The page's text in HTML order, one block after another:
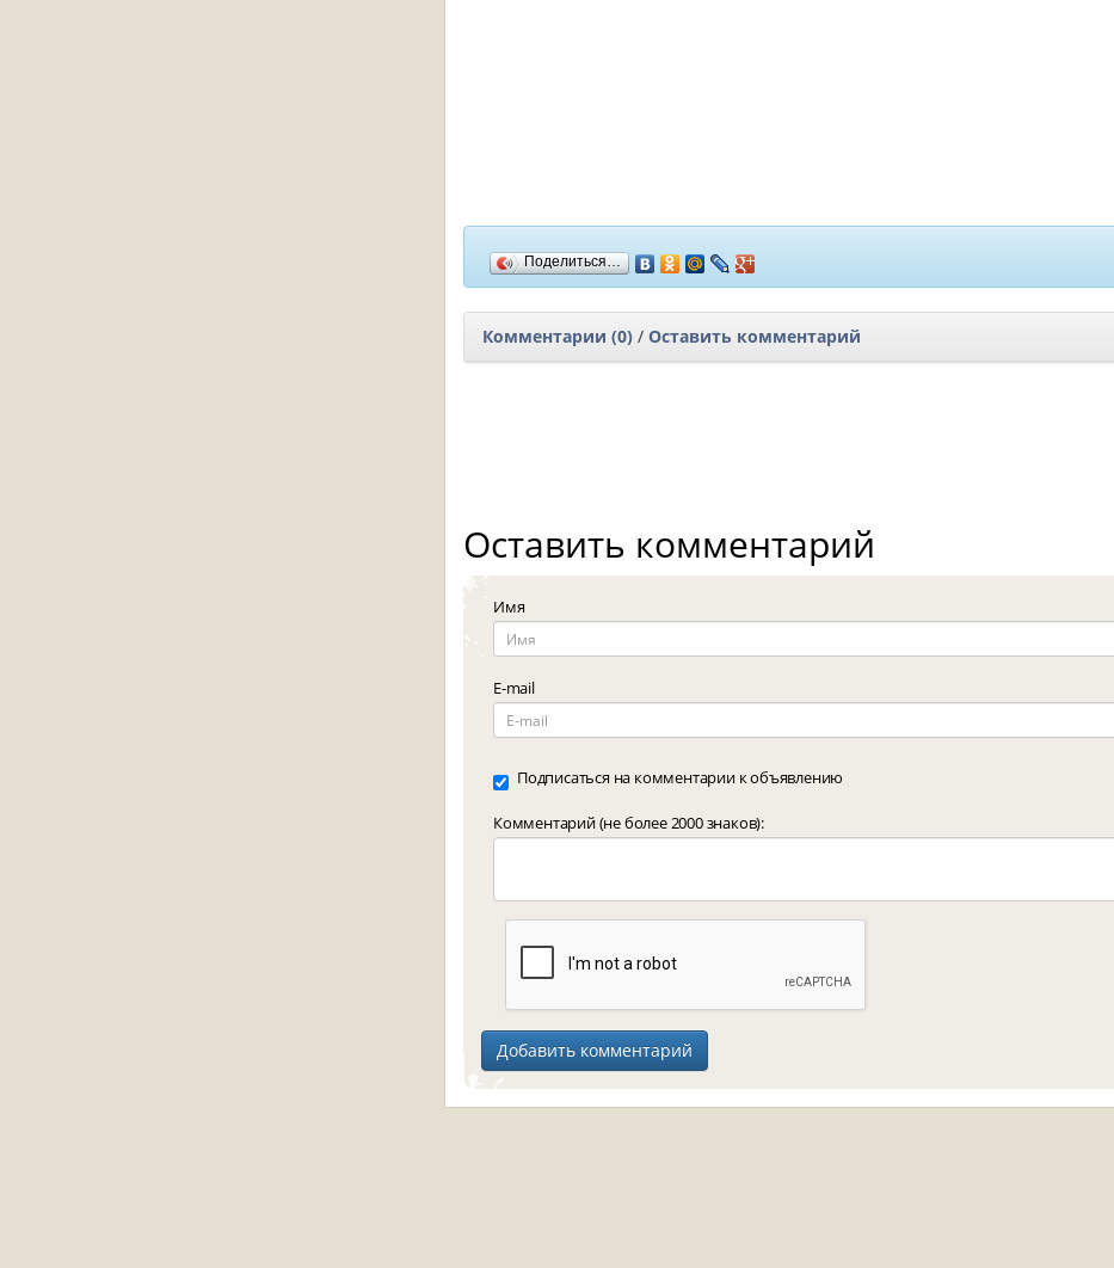
Поделиться…
Комментарии (0) / Оставить комментарий
Оставить комментарий
Имя
E-mail
Подписаться на комментарии к объявлению
Комментарий (не более 2000 знаков):